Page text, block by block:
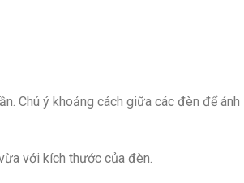
Chú ý khoảng cách giữa các đèn để
với kích thước của đèn.